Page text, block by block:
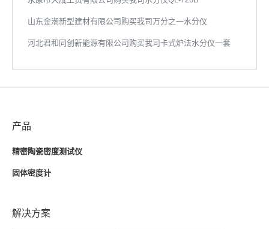
山东金潮新型建材有限公司购买我司万分之一水分仪
河北君和同创新能源有限公司购买我司卡式炉法水分仪一套
产品
精密陶瓷密度测试仪
固体密度计
解决方案